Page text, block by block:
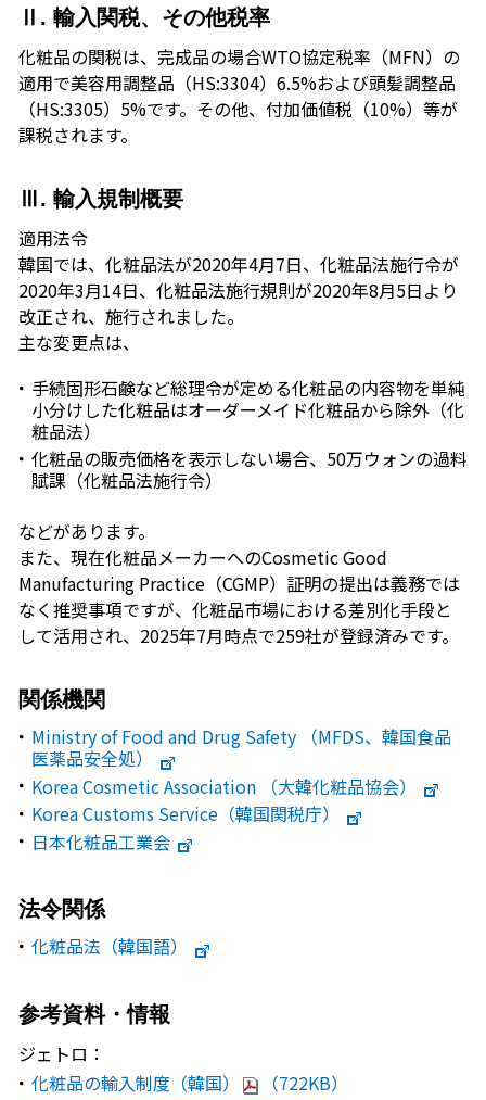
Ⅱ. 輸入関税、その他税率
化粧品の関税は、完成品の場合WTO協定税率（MFN）の
適用で美容用調整品（HS:3304）6.5%および頭髪調整品
（HS:3305）5%です。その他、付加価値税（10%）等が
課税されます。
Ⅲ. 輸入規制概要
適用法令
韓国では、化粧品法が2020年4月7日、化粧品法施行令が
2020年3月14日、化粧品法施行規則が2020年8月5日より
改正され、施行されました。
主な変更点は、
手続固形石鹸など総理令が定める化粧品の内容物を単純
小分けした化粧品はオーダーメイド化粧品から除外（化
粧品法）
化粧品の販売価格を表示しない場合、50万ウォンの過料
賦課（化粧品法施行令）
などがあります。
また、現在化粧品メーカーへのCosmetic Good
Manufacturing Practice（CGMP）証明の提出は義務では
なく推奨事項ですが、化粧品市場における差別化手段と
して活用され、2025年7月時点で259社が登録済みです。
関係機関
Ministry of Food and Drug Safety （MFDS、韓国食品
医薬品安全処）
Korea Cosmetic Association （大韓化粧品協会）
Korea Customs Service（韓国関税庁）
日本化粧品工業会
法令関係
化粧品法（韓国語）
参考資料・情報
ジェトロ：
化粧品の輸入制度（韓国）
（722KB）